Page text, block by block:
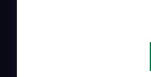
Allgemeine